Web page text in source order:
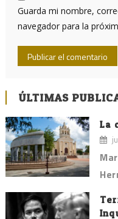
Guarda mi nombre,
navegador para la
ÚLTIMAS
La